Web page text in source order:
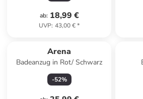
ab: 18,99 €
UVP: 43,00 €*
Arena
Badeanzug in Rot/ Schwarz
-52%